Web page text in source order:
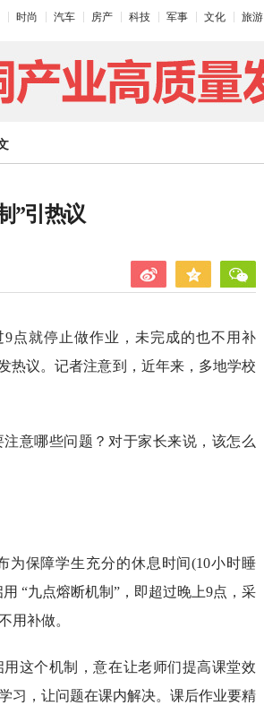
时尚 汽车 房产 科技 军事 文化 旅游
”引热议
点就停止做作业，未完成的也不用补
议。记者注意到，近年来，多地学校
意哪些问题？对于家长来说，该怎么
为保障学生充分的休息时间(10小时睡
“九点熔断机制”，即超过晚上9点，采
用补做。
这个机制，意在让老师们提高课堂效
习，让问题在课内解决。课后作业要精